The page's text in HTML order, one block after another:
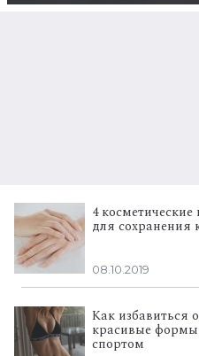
4
для сохранения
08.10.2019
Как избавиться
красивые формы
спортом